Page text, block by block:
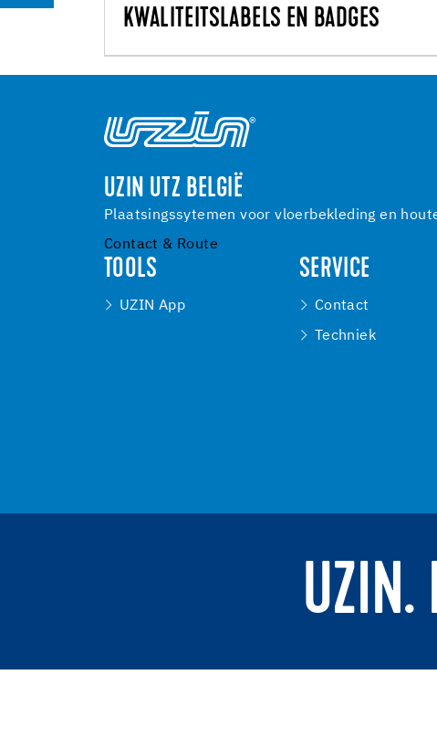
KWALITEITSLABELS EN BADGES
UZIN UTZ BELGIË
Plaatsingssytemen voor vloerbekleding en
Contact & Route
TOOLS
UZIN App
SERVICE
Contact
Techniek
UZIN.